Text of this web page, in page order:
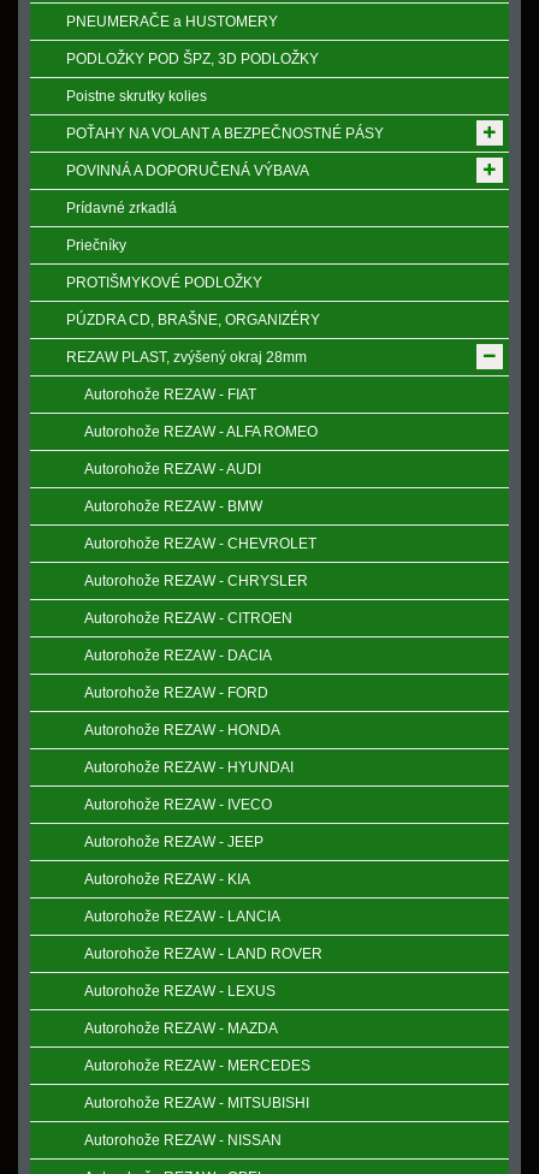
PNEUMERAČE a HUSTOMERY
PODLOŽKY POD ŠPZ, 3D PODLOŽKY
Poistne skrutky kolies
POŤAHY NA VOLANT A BEZPEČNOSTNÉ PÁSY
POVINNÁ A DOPORUČENÁ VÝBAVA
Prídavné zrkadlá
Priečníky
PROTIŠMYKOVÉ PODLOŽKY
PÚZDRA CD, BRAŠNE, ORGANIZÉRY
REZAW PLAST, zvýšený okraj 28mm
Autorohože REZAW - FIAT
Autorohože REZAW - ALFA ROMEO
Autorohože REZAW - AUDI
Autorohože REZAW - BMW
Autorohože REZAW - CHEVROLET
Autorohože REZAW - CHRYSLER
Autorohože REZAW - CITROEN
Autorohože REZAW - DACIA
Autorohože REZAW - FORD
Autorohože REZAW - HONDA
Autorohože REZAW - HYUNDAI
Autorohože REZAW - IVECO
Autorohože REZAW - JEEP
Autorohože REZAW - KIA
Autorohože REZAW - LANCIA
Autorohože REZAW - LAND ROVER
Autorohože REZAW - LEXUS
Autorohože REZAW - MAZDA
Autorohože REZAW - MERCEDES
Autorohože REZAW - MITSUBISHI
Autorohože REZAW - NISSAN